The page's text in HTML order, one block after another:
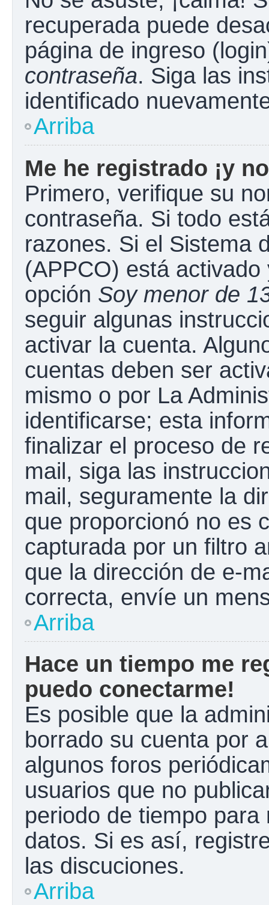
recuperada puede
página de ingreso
contraseña. Siga las
identificado
Arriba
Me he registrado ¡y
Primero, verifique su
contraseña. Si todo
razones. Si el Sistema
(APPCO) está
opción Soy menor de
seguir algunas
activar la cuenta.
cuentas deben ser
mismo o por La
identificarse; esta
finalizar el proceso de
mail, siga las
mail, seguramente la
que proporcionó no es
capturada por un filtro
que la dirección de e-
correcta, envíe un
Arriba
Hace un tiempo me
puedo conectarme!
Es posible que la
borrado su cuenta por
algunos foros
usuarios que no
periodo de tiempo
datos. Si es así,
las discuciones.
Arriba